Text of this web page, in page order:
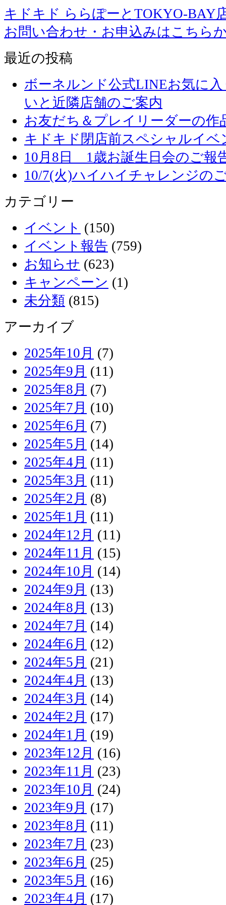
キドキド ららぽーとTOKYO-BAY
お問い合わせ・お申込みはこちら
最近の投稿
ボーネルンド公式LINEお気に
いと近隣店舗のご案内
お友だち＆プレイリーダーの作
キドキド閉店前スペシャルイベ
10月8日 1歳お誕生日会のご報
10/7(火)ハイハイチャレンジの
カテゴリー
イベント (150)
イベント報告 (759)
お知らせ (623)
キャンペーン (1)
未分類 (815)
アーカイブ
2025年10月 (7)
2025年9月 (11)
2025年8月 (7)
2025年7月 (10)
2025年6月 (7)
2025年5月 (14)
2025年4月 (11)
2025年3月 (11)
2025年2月 (8)
2025年1月 (11)
2024年12月 (11)
2024年11月 (15)
2024年10月 (14)
2024年9月 (13)
2024年8月 (13)
2024年7月 (14)
2024年6月 (12)
2024年5月 (21)
2024年4月 (13)
2024年3月 (14)
2024年2月 (17)
2024年1月 (19)
2023年12月 (16)
2023年11月 (23)
2023年10月 (24)
2023年9月 (17)
2023年8月 (11)
2023年7月 (23)
2023年6月 (25)
2023年5月 (16)
2023年4月 (17)